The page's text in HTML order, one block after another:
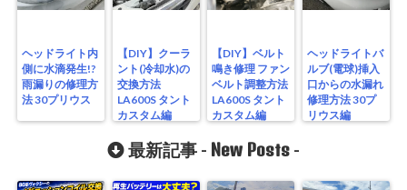
ヘッドライト内
側に水滴発生!?
雨漏りの修理方
法 30プリウス
【DIY】クーラ
ント(冷却水)の
交換方法
LA600S タント
カスタム編
【DIY】ベルト
鳴き修理 ファン
ベルト調整方法
LA600S タント
カスタム編
ヘッドライトバ
ルブ(電球)挿入
口からの水漏れ
修理方法 30プ
リウス編
最新記事 - New Posts -